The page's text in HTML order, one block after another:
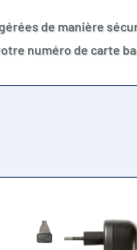
de manière
numéro de carte